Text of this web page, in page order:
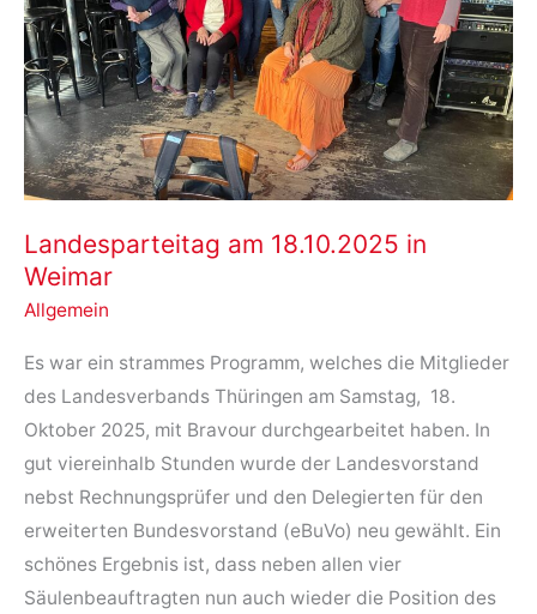
Landesparteitag am 18.10.2025 in
Weimar
Allgemein
Es war ein strammes Programm, welches die Mitglieder
des Landesverbands Thüringen am Samstag, 18.
Oktober 2025, mit Bravour durchgearbeitet haben. In
gut viereinhalb Stunden wurde der Landesvorstand
nebst Rechnungsprüfer und den Delegierten für den
erweiterten Bundesvorstand (eBuVo) neu gewählt. Ein
schönes Ergebnis ist, dass neben allen vier
Säulenbeauftragten nun auch wieder die Position des